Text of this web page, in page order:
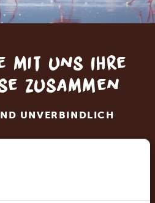
mit uns Ihre
zusammen
UNVERBINDLICH
ANFORDERN